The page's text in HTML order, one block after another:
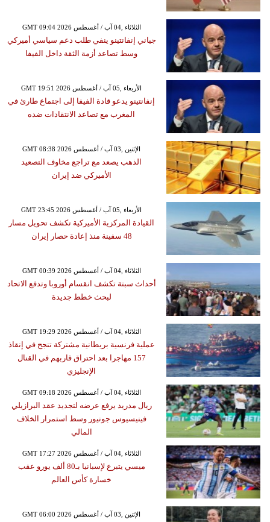
GMT 09:04 2026 الثلاثاء ,04 آب / أغسطس
جياني إنفانتينو ينفي طلب دعم سياسي أميركي
وسط تصاعد أزمة الثقة داخل الفيفا
GMT 19:51 2026 الأربعاء ,05 آب / أغسطس
إنفانتينو يدعو قادة الفيفا إلى اجتماع طارئ في
المغرب مع تصاعد الانتقادات ضده
GMT 08:38 2026 الإثنين ,03 آب / أغسطس
الذهب يصعد مع تراجع مخاوف التصعيد
الأميركي ضد إيران
GMT 23:45 2026 الأربعاء ,05 آب / أغسطس
القيادة المركزية الأميركية تكشف تحويل مسار
48 سفينة منذ إعادة حصار إيران
GMT 00:39 2026 الثلاثاء ,04 آب / أغسطس
أحداث سبتة تكشف انقسام أوروبا وتدفع الاتحاد
لبحث خطط جديدة
GMT 19:29 2026 الثلاثاء ,04 آب / أغسطس
عملية فرنسية بريطانية مشتركة تنجح في إنقاذ
157 مهاجرا بعد احتراق قاربهم في القنال
الإنجليزي
GMT 09:18 2026 الثلاثاء ,04 آب / أغسطس
ريال مدريد يرفع عرضه لتجديد عقد البرازيلي
فينيسيوس جونيور وسط استمرار الخلاف
المالي
GMT 17:27 2026 الثلاثاء ,04 آب / أغسطس
ميسي يتبرع لإسبانيا بـ80 ألف يورو عقب
خسارة كأس العالم
GMT 06:00 2026 الإثنين ,03 آب / أغسطس